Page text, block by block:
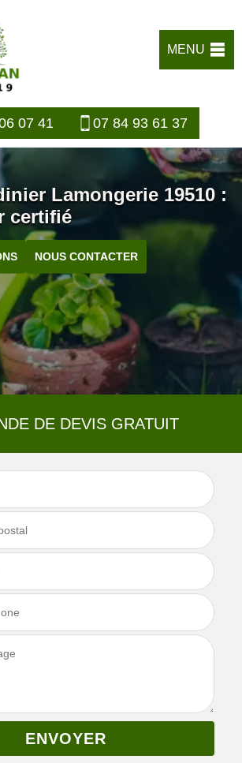
MENU
07 41 07 84 93 61 37
Lamongerie 19510 :
certifié
NOUS CONTACTER
DE DEVIS GRATUIT